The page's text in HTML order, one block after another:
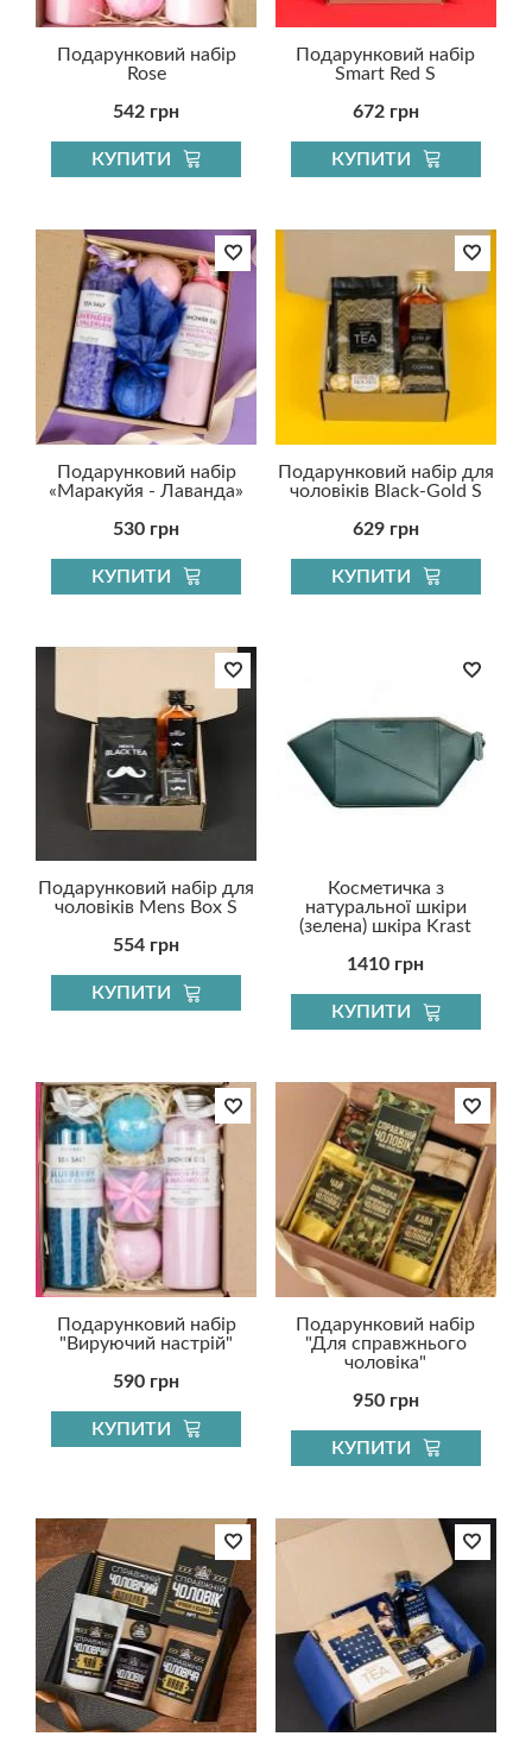
Подарунковий набір
Rose
542 грн
КУПИТИ
Подарунковий набір
Smart Red S
672 грн
КУПИТИ
Подарунковий набір
«Маракуйя - Лаванда»
530 грн
КУПИТИ
Подарунковий набір для
чоловіків Black-Gold S
629 грн
КУПИТИ
Подарунковий набір для
чоловіків Mens Box S
554 грн
КУПИТИ
Косметичка з
натуральної шкіри
(зелена) шкіра Krast
1410 грн
КУПИТИ
Подарунковий набір
"Вируючий настрій"
590 грн
КУПИТИ
Подарунковий набір
"Для справжнього
чоловіка"
950 грн
КУПИТИ